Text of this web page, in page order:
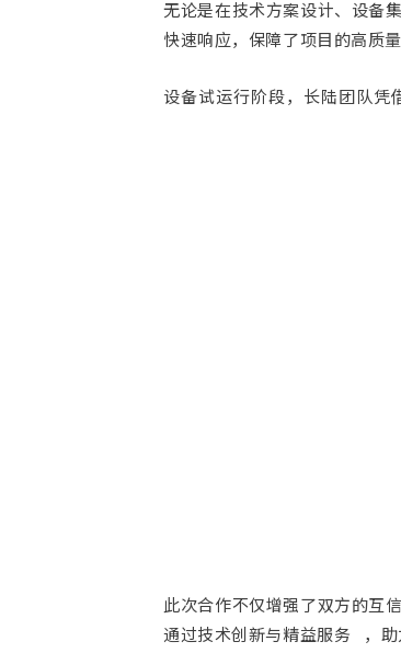
无论是在技术方案设计、设备
快速响应，保障了项目的高质量
设备试运行阶段，长陆团队凭
此次合作不仅增强了双方的互
通过技术创新与精益服务 ，